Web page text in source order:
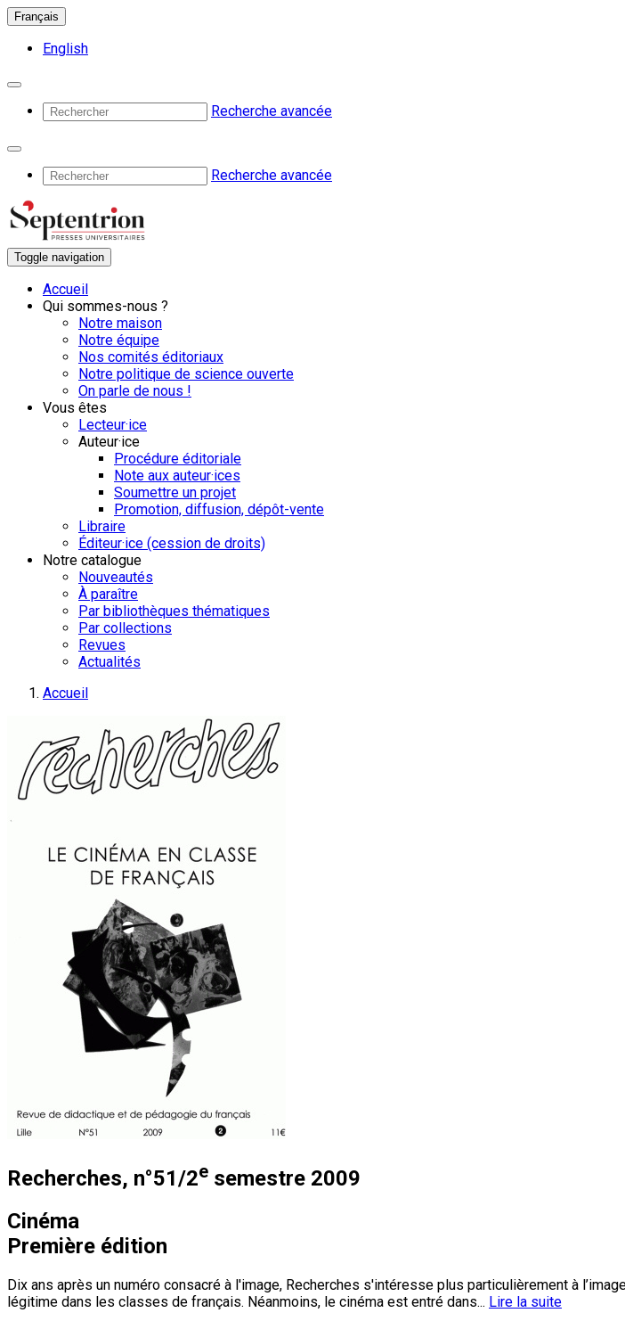
Français
English
Recherche avancée
Recherche avancée
Toggle navigation
Accueil
Qui sommes-nous ?
Notre maison
Notre équipe
Nos comités éditoriaux
Notre politique de science ouverte
On parle de nous !
Vous êtes
Lecteur·ice
Auteur·ice
Procédure éditoriale
Note aux auteur·ices
Soumettre un projet
Promotion, diffusion, dépôt-vente
Libraire
Éditeur·ice (cession de droits)
Notre catalogue
Nouveautés
À paraître
Par bibliothèques thématiques
Par collections
Revues
Actualités
Accueil
Recherches, n°51/2e semestre 2009
Cinéma
Première édition
Dix ans après un numéro consacré à l'image, Recherches s'intéresse plus particulièrement à
légitime dans les classes de français. Néanmoins, le cinéma est entré dans... Lire la suite